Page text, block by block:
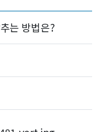
는 방법은?